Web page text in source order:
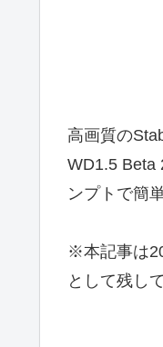
高画質の
WD1.5 Beta
ンプトで簡
※本記事は
として残し